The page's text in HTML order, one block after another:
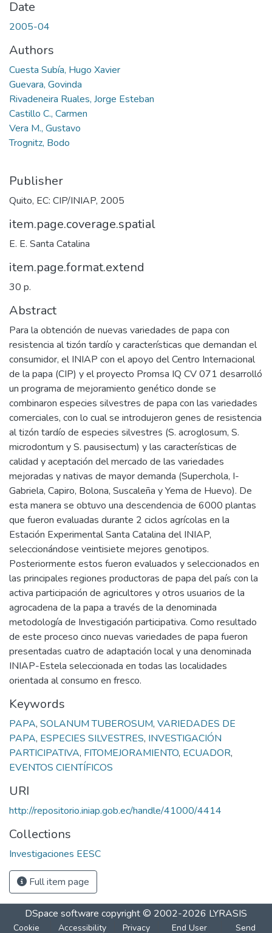
Date
2005-04
Authors
Cuesta Subía, Hugo Xavier
Guevara, Govinda
Rivadeneira Ruales, Jorge Esteban
Castillo C., Carmen
Vera M., Gustavo
Trognitz, Bodo
Publisher
Quito, EC: CIP/INIAP, 2005
item.page.coverage.spatial
E. E. Santa Catalina
item.page.format.extend
30 p.
Abstract
Para la obtención de nuevas variedades de papa con
resistencia al tizón tardío y características que demandan el
consumidor, el INIAP con el apoyo del Centro Internacional
de la papa (CIP) y el proyecto Promsa IQ CV 071 desarrolló
un programa de mejoramiento genético donde se
combinaron especies silvestres de papa con las variedades
comerciales, con lo cual se introdujeron genes de resistencia
al tizón tardío de especies silvestres (S. acroglosum, S.
microdontum y S. pausisectum) y las características de
calidad y aceptación del mercado de las variedades
mejoradas y nativas de mayor demanda (Superchola, I-
Gabriela, Capiro, Bolona, Suscaleña y Yema de Huevo). De
esta manera se obtuvo una descendencia de 6000 plantas
que fueron evaluadas durante 2 ciclos agrícolas en la
Estación Experimental Santa Catalina del INIAP,
seleccionándose veintisiete mejores genotipos.
Posteriormente estos fueron evaluados y seleccionados en
las principales regiones productoras de papa del país con la
activa participación de agricultores y otros usuarios de la
agrocadena de la papa a través de la denominada
metodología de Investigación participativa. Como resultado
de este proceso cinco nuevas variedades de papa fueron
presentadas cuatro de adaptación local y una denominada
INIAP-Estela seleccionada en todas las localidades
orientada al consumo en fresco.
Keywords
PAPA, SOLANUM TUBEROSUM, VARIEDADES DE
PAPA, ESPECIES SILVESTRES, INVESTIGACIÓN
PARTICIPATIVA, FITOMEJORAMIENTO, ECUADOR,
EVENTOS CIENTÍFICOS
URI
http://repositorio.iniap.gob.ec/handle/41000/4414
Collections
Investigaciones EESC
Full item page
DSpace software copyright © 2002-2026 LYRASIS
Cookie Accessibility Privacy End User Send